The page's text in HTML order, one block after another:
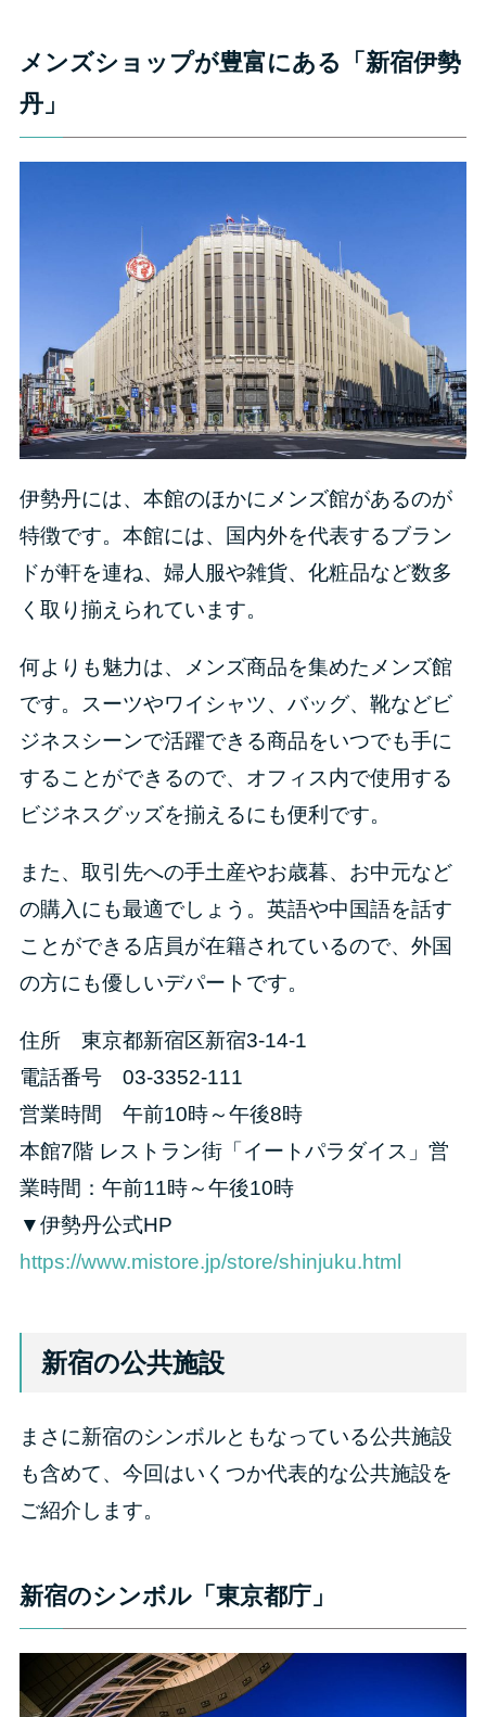
メンズショップが豊富にある「新宿伊勢
丹」
伊勢丹には、本館のほかにメンズ館があるのが
特徴です。本館には、国内外を代表するブラン
ドが軒を連ね、婦人服や雑貨、化粧品など数多
く取り揃えられています。
何よりも魅力は、メンズ商品を集めたメンズ館
です。スーツやワイシャツ、バッグ、靴などビ
ジネスシーンで活躍できる商品をいつでも手に
することができるので、オフィス内で使用する
ビジネスグッズを揃えるにも便利です。
また、取引先への手土産やお歳暮、お中元など
の購入にも最適でしょう。英語や中国語を話す
ことができる店員が在籍されているので、外国
の方にも優しいデパートです。
住所 東京都新宿区新宿3-14-1
電話番号 03-3352-111
営業時間 午前10時～午後8時
本館7階 レストラン街「イートパラダイス」営
業時間：午前11時～午後10時
▼伊勢丹公式HP
https://www.mistore.jp/store/shinjuku.html
新宿の公共施設
まさに新宿のシンボルともなっている公共施設
も含めて、今回はいくつか代表的な公共施設を
ご紹介します。
新宿のシンボル「東京都庁」